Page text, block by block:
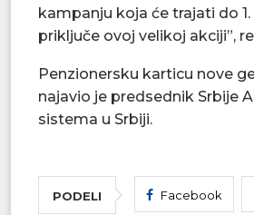
kampanju koja će trajati do
priključe ovoj velikoj akciji”,
Penzionersku karticu nove
najavio je predsednik Srbije
sistema u Srbiji.
PODELI Facebook